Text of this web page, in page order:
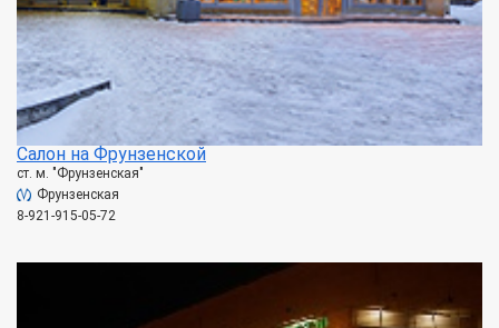
Салон на Фрунзенской
ст. м. "Фрунзенская"
Фрунзенская
8-921-915-05-72